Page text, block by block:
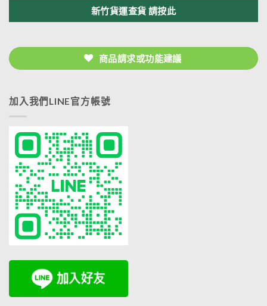
新竹貨運查貨 請按此
商品請求或功能建議
加入我們LINE官方帳號